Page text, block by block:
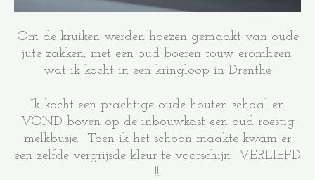
Om de kruiken werden hoezen gemaakt van oude
jute zakken, met een oud boeren touw eromheen,
wat ik kocht in een kringloop in Drenthe
Ik kocht een prachtige oude houten schaal en
VOND boven op de inbouwkast een oud roestig
melkbusje. Toen ik het schoon maakte kwam er
een zelfde vergrijsde kleur te voorschijn VERLIEFD
!!!